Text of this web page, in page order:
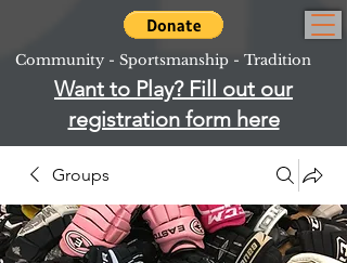
Community - Sportsmanship - Tradition
Want to Play? Fill out our
registration form here
Groups